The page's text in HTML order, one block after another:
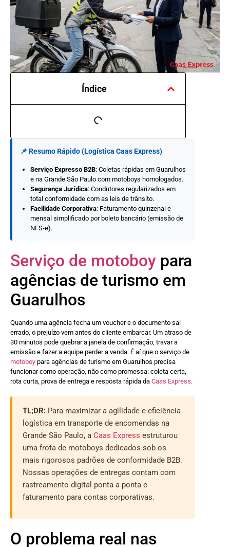
Índice
📌 Resumo Rápido (Logística Caas Express)
Serviço Expresso B2B: Coletas rápidas em Guarulhos
e na Grande São Paulo com motoboys homologados.
Segurança Jurídica: Condutores regularizados em
total conformidade com as leis de trânsito.
Facilidade Corporativa: Faturamento quinzenal e
mensal simplificado por boleto bancário (emissão de
NFS-e).
Serviço de motoboy para
agências de turismo em
Guarulhos
Quando uma agência fecha um voucher e o documento sai
errado, o prejuízo vem antes do cliente embarcar. Um atraso de
30 minutos pode quebrar a janela de confirmação, travar a
emissão e fazer a equipe perder a venda. É aí que o serviço de
motoboy para agências de turismo em Guarulhos precisa
funcionar como operação, não como promessa: coleta certa,
rota curta, prova de entrega e resposta rápida da Caas Express.
TL;DR: Para maximizar a agilidade e eficiência
logística em transporte de encomendas na
Grande São Paulo, a Caas Express estruturou
uma frota de motoboys dedicados sob os
mais rigorosos padrões de conformidade B2B.
Nossas operações de entregas contam com
rastreamento digital ponta a ponta e
faturamento para contas corporativas.
O problema real nas